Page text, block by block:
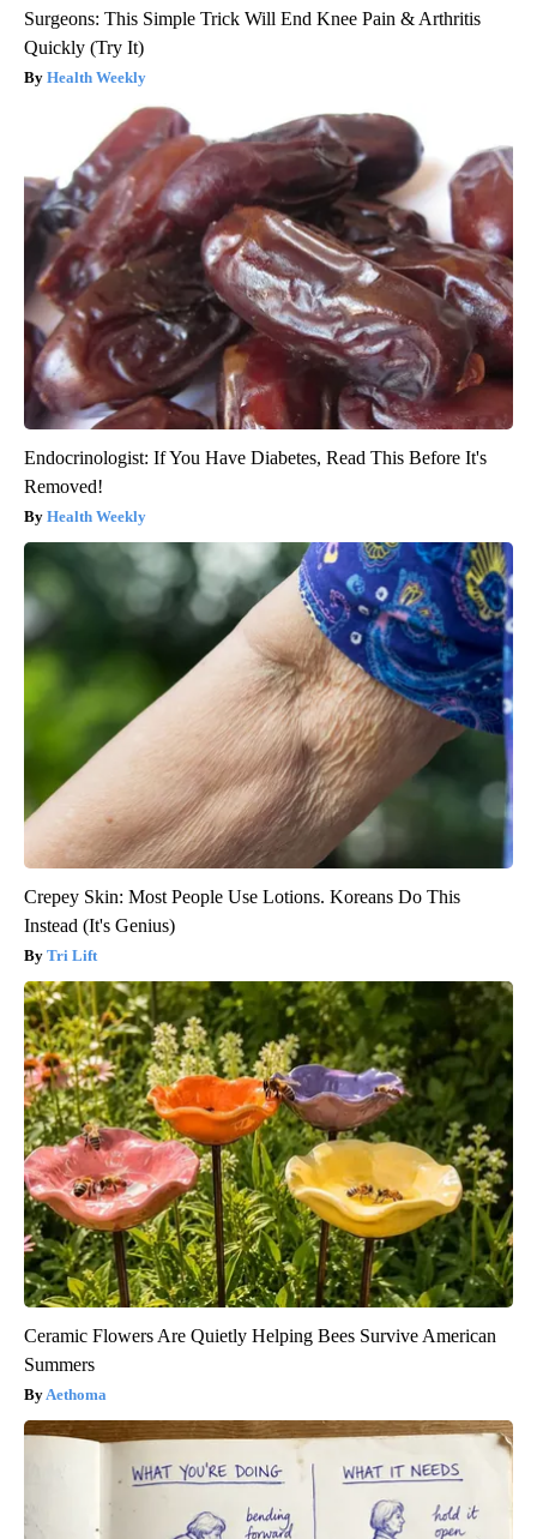
Surgeons: This Simple Trick Will End Knee Pain & Arthritis
Quickly (Try It)
Health Weekly
Endocrinologist: If You Have Diabetes, Read This Before It's
Removed!
Health Weekly
Crepey Skin: Most People Use Lotions. Koreans Do This
Instead (It's Genius)
Tri Lift
Ceramic Flowers Are Quietly Helping Bees Survive American
Summers
Aethoma